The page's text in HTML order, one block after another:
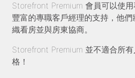
Storefront Premium 會員可以使
豐富的專職客戶經理的支持，他
織看房並與房東協商。
Storefront Premium 並不適合所
格！